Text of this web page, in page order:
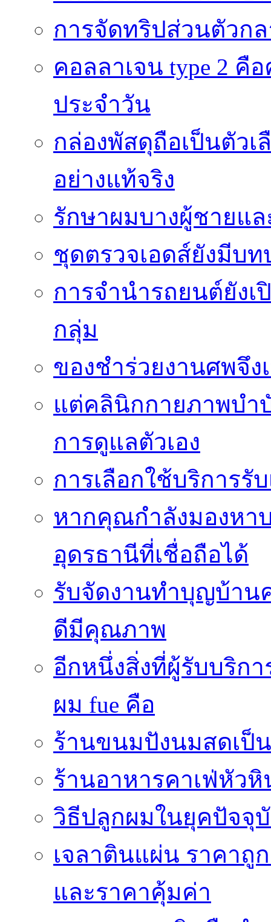
การจัดทริปส่วนตัวก
คอลลาเจน type 2
ประจำวัน
กล่องพัสดุถือเป็นตัว
อย่างแท้จริง
รักษาผมบางผู้ชายแ
ชุดตรวจเอดส์ยังมีบ
การจำนำรถยนต์ยัง
กลุ่ม
ของชำร่วยงานศพจึ
แต่คลินิกกายภาพบำ
การดูแลตัวเอง
การเลือกใช้บริการรั
หากคุณกำลังมองหา
อุดรธานีที่เชื่อถือได้
รับจัดงานทำบุญบ้าน
ดีมีคุณภาพ
อีกหนึ่งสิ่งที่ผู้รับบริก
ผม fue คือ
ร้านขนมปังนมสดเป็
ร้านอาหารคาเฟ่หัว
วิธีปลูกผมในยุคปัจจุ
เจลาตินแผ่น ราคาถู
และราคาคุ้มค่า